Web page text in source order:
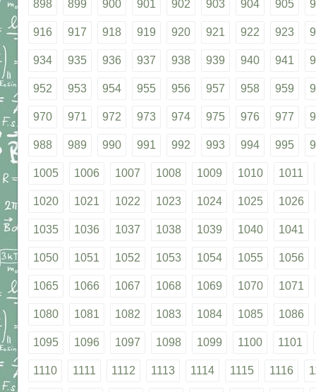
898 899 900 901 902 903 904 905
916 917 918 919 920 921 922 923
934 935 936 937 938 939 940 941
952 953 954 955 956 957 958 959
970 971 972 973 974 975 976 977
988 989 990 991 992 993 994 995
1005 1006 1007 1008 1009 1010 1011
1020 1021 1022 1023 1024 1025 1026
1035 1036 1037 1038 1039 1040 1041
1050 1051 1052 1053 1054 1055 1056
1065 1066 1067 1068 1069 1070 1071
1080 1081 1082 1083 1084 1085 1086
1095 1096 1097 1098 1099 1100 1101
1110 1111 1112 1113 1114 1115 1116